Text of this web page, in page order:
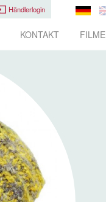
Händlerlogin
KONTAKT FILME